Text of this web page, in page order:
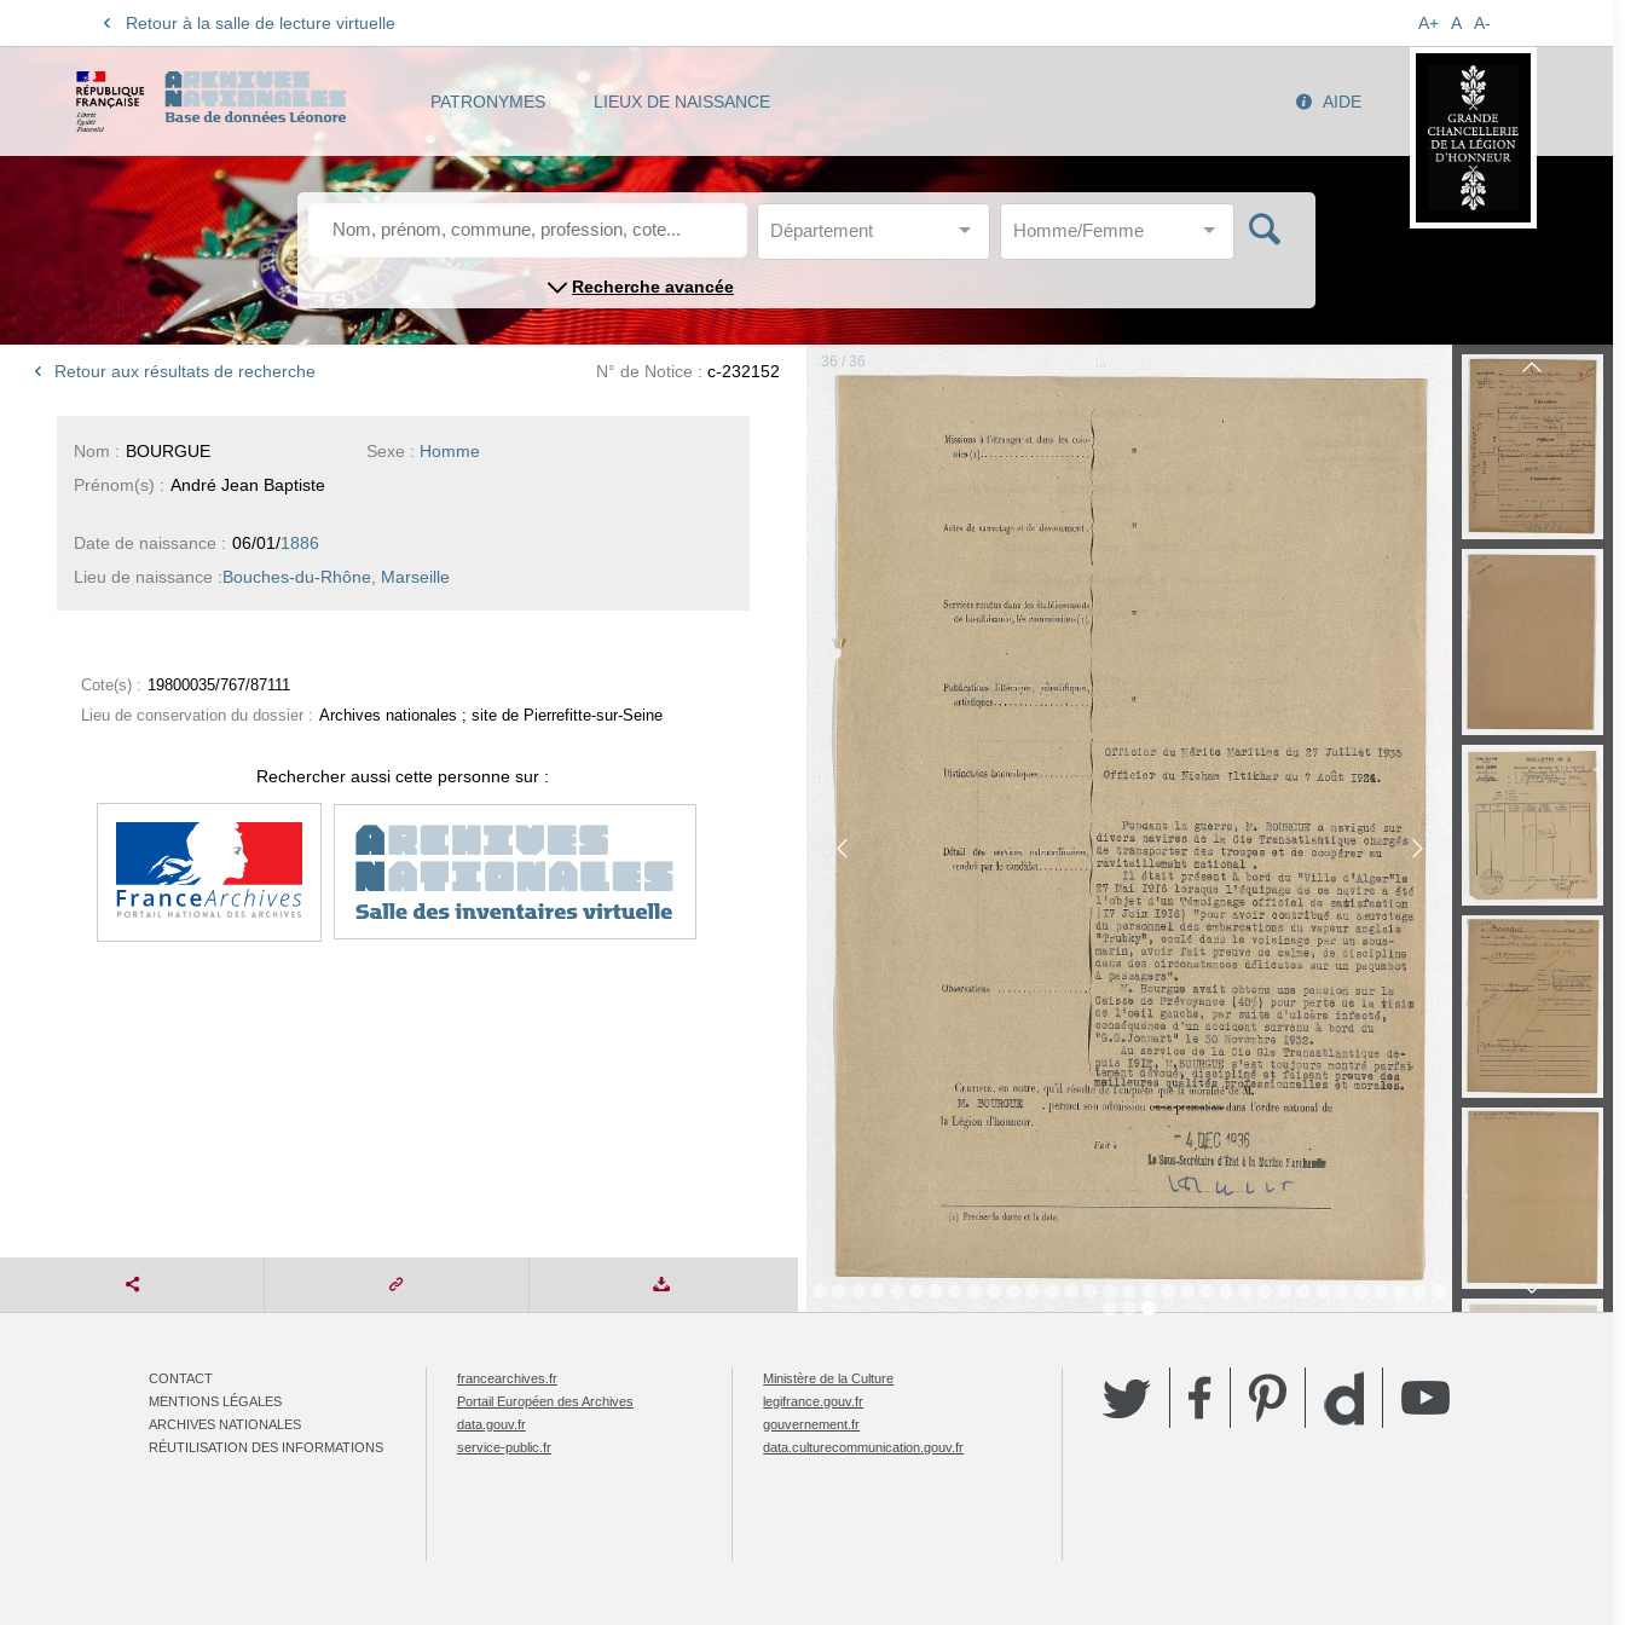
Retour à la salle de lecture virtuelle A+ A A-
PATRONYMES LIEUX DE NAISSANCE AIDE
Département Homme/Femme
Recherche avancée
Retour aux résultats de recherche N° de Notice :c-232152
Sexe : Homme
Nom : BOURGUE
Prénom(s) : André Jean Baptiste
Date de naissance : 06/01/1886
Lieu de naissance :Bouches-du-Rhône, Marseille
Cote(s) : 19800035/767/87111
Lieu de conservation du dossier : Archives nationales ; site de Pierrefitte-sur-Seine
Rechercher aussi cette personne sur :
36 / 36
CONTACT
MENTIONS LÉGALES
ARCHIVES NATIONALES
RÉUTILISATION DES INFORMATIONS
francearchives.fr
Portail Européen des Archives
data.gouv.fr
service-public.fr
Ministère de la Culture
legifrance.gouv.fr
gouvernement.fr
data.culturecommunication.gouv.fr